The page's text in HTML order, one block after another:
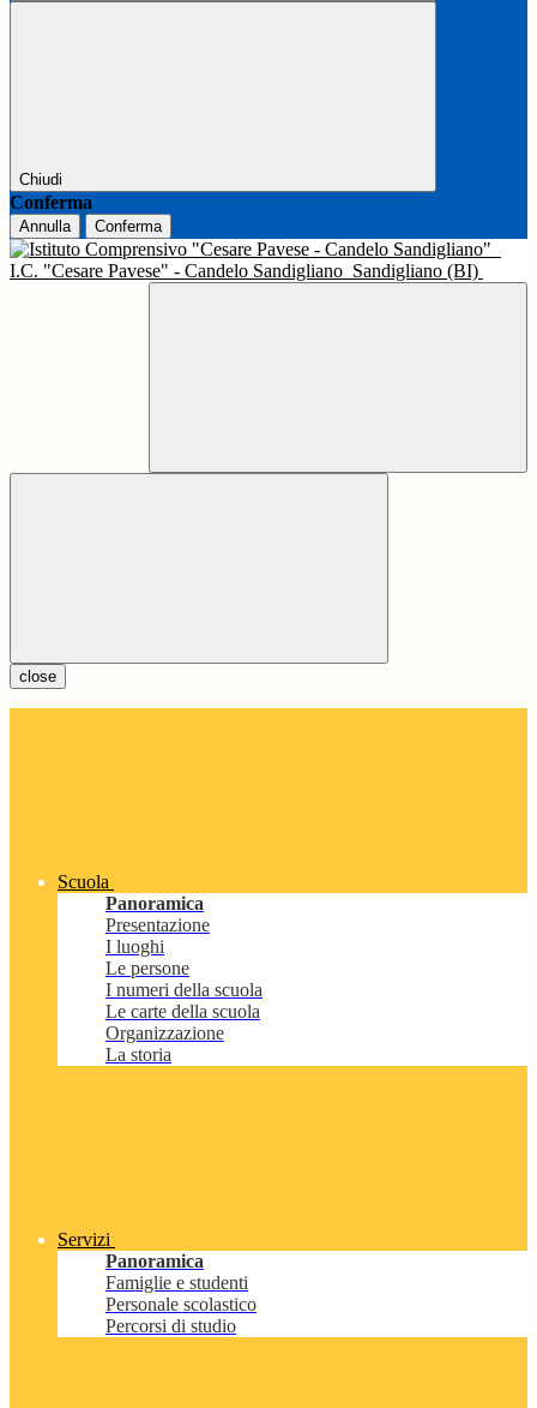
Chiudi
Conferma
Annulla Conferma
I.C. "Cesare Pavese" - Candelo Sandigliano Sandigliano (BI)
close
Scuola
Panoramica
Presentazione
I luoghi
Le persone
I numeri della scuola
Le carte della scuola
Organizzazione
La storia
Servizi
Panoramica
Famiglie e studenti
Personale scolastico
Percorsi di studio